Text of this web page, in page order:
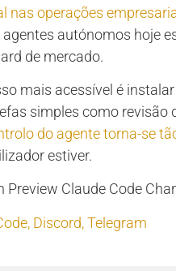
nas operações
autónomos hoje
de mercado.
mais acessível é
simples como revisão
do agente torna-se
estiver.
Preview Claude Code
, Discord,Telegram